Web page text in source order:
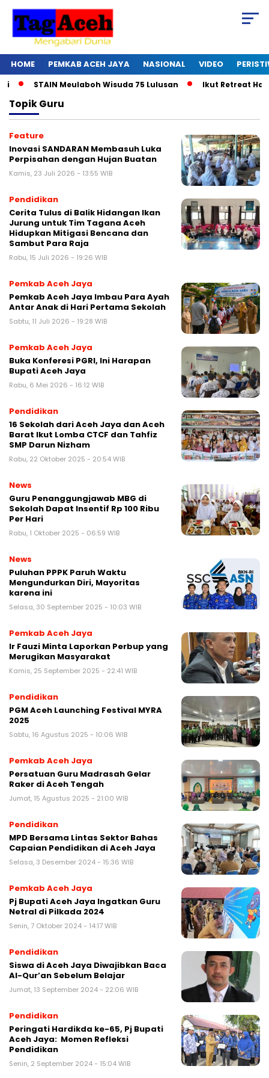
HOME PEMKAB ACEH JAYA NASIONAL VIDEO
STAIN Meulaboh Wisuda 75 Lulusan Ikut Retreat Hari
TopikGuru
Feature
Inovasi SANDARAN Membasuh Luka
Perpisahan dengan Hujan Buatan
Kamis, 23 Juli 2026 - 13:55 WIB
Pendidikan
Cerita Tulus di Balik Hidangan Ikan
Jurung untuk Tim Tagana Aceh
Hidupkan Mitigasi Bencana dan
Sambut Para Raja
Rabu, 15 Juli 2026 - 19:26 WIB
Pemkab Aceh Jaya
Pemkab Aceh Jaya Imbau Para Ayah
Antar Anak di Hari Pertama Sekolah
Sabtu, 11 Juli 2026 - 19:28 WIB
Pemkab Aceh Jaya
Buka Konferesi PGRI, Ini Harapan
Bupati Aceh Jaya
Rabu, 6 Mei 2026 - 16:12 WIB
Pendidikan
16 Sekolah dari Aceh Jaya dan Aceh
Barat Ikut Lomba CTCF dan Tahfiz
SMP Darun Nizham
Rabu, 22 Oktober 2025 - 20:54 WIB
News
Guru Penanggungjawab MBG di
Sekolah Dapat Insentif Rp 100 Ribu
Per Hari
Rabu, 1 Oktober 2025 - 06:59 WIB
News
Puluhan PPPK Paruh Waktu
Mengundurkan Diri, Mayoritas
karena ini
Selasa, 30 September 2025 - 10:03 WIB
Pemkab Aceh Jaya
Ir Fauzi Minta Laporkan Perbup yang
Merugikan Masyarakat
Kamis, 25 September 2025 - 22:41 WIB
Pendidikan
PGM Aceh Launching Festival MYRA
2025
Sabtu, 16 Agustus 2025 - 10:06 WIB
Pemkab Aceh Jaya
Persatuan Guru Madrasah Gelar
Raker di Aceh Tengah
Jumat, 15 Agustus 2025 - 21:00 WIB
Pendidikan
MPD Bersama Lintas Sektor Bahas
Capaian Pendidikan di Aceh Jaya
Selasa, 3 Desember 2024 - 15:36 WIB
Pemkab Aceh Jaya
Pj Bupati Aceh Jaya Ingatkan Guru
Netral di Pilkada 2024
Senin, 7 Oktober 2024 - 14:17 WIB
Pendidikan
Siswa di Aceh Jaya Diwajibkan Baca
Al-Qur’an Sebelum Belajar
Jumat, 13 September 2024 - 22:06 WIB
Pendidikan
Peringati Hardikda ke-65, Pj Bupati
Aceh Jaya: Momen Refleksi
Pendidikan
Senin, 2 September 2024 - 15:04 WIB